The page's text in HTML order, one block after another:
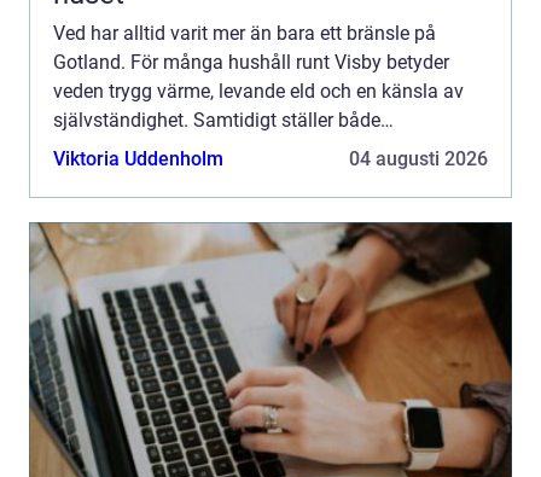
Ved har alltid varit mer än bara ett bränsle på
Gotland. För många hushåll runt Visby betyder
veden trygg värme, levande eld och en känsla av
självständighet. Samtidigt ställer både
klimatfrågan och höga energipriser nya krav på hur
Viktoria Uddenholm 04 augusti 2026